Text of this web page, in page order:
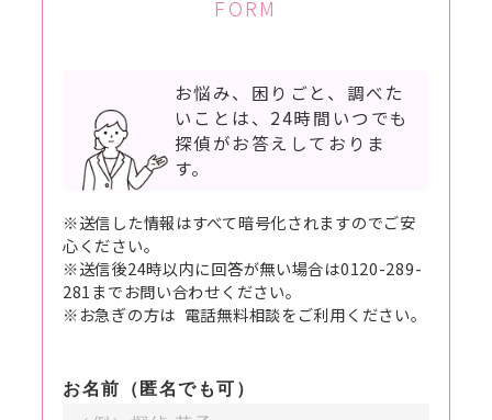
FORM
お悩み、困りごと、調べた
いことは、 24時間いつでも
探偵がお答えしておりま
す。
※送信した情報はすべて暗号化されますのでご安
心ください。
※送信後24時以内に回答が無い場合は0120-289-
281までお問い合わせください。
※お急ぎの方は 電話無料相談をご利用ください。
お名前（匿名でも可）